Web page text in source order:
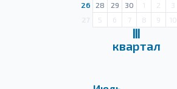
26
28 29 30 1 2 3
5 6 7 8 9 10
Ⅲ
квартал